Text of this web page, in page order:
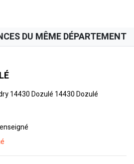
DU MÊME DÉPARTEMENT
14430 Dozulé 14430 Dozulé